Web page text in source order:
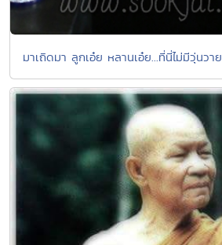
มาเถิดมา ลูกเอ๋ย หลานเอ๋ย...ที่นี่ไม่มีวุ่นวาย